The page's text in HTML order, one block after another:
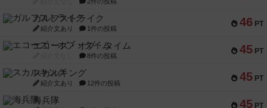
46 PT
ガルフストライク
紹介文あり 1件の投稿
45 PT
エコーズ・オブ・タイム
8件の投稿
45 PT
スカルキング
紹介文あり 12件の投稿
45 PT
海兵隊